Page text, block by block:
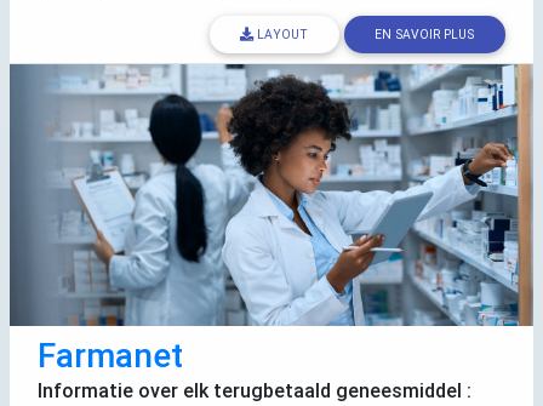
LAYOUT EN SAVOIR PLUS
Farmanet
Informatie over elk terugbetaald geneesmiddel :